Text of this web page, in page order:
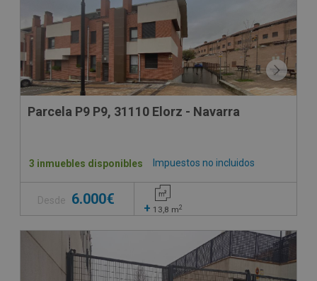
Parcela P9 P9, 31110 Elorz - Navarra
Impuestos no incluidos
3 inmuebles disponibles
Desde 6.000€
+ 13,8 m2